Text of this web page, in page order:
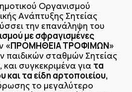
Οργανισμού
Ανάπτυξης Σητείας
την επανάληψη του
με σφραγισμένες
«ΠΡΟΜΗΘΕΙΑ ΤΡΟΦΙΜΩΝ»
παιδικών σταθμών Σητείας
συγκεκριμένα για τα
και τα είδη αρτοποιείου,
το μεγαλύτερο